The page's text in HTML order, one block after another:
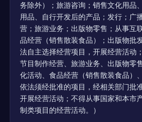
务除外）；旅游咨询；销售文化用品
用品、自行开发后的产品；发行；广
营；旅游业务；出版物零售；从事互
品经营（销售散装食品）；出版物批
法自主选择经营项目，开展经营活动
节目制作经营、旅游业务、出版物零
化活动、食品经营（销售散装食品）
依法须经批准的项目，经相关部门批
开展经营活动；不得从事国家和本市
制类项目的经营活动。）